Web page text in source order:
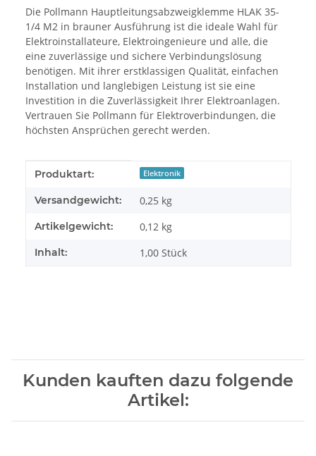
Die Pollmann Hauptleitungsabzweigklemme HLAK 35-
1/4 M2 in brauner Ausführung ist die ideale Wahl für
Elektroinstallateure, Elektroingenieure und alle, die
eine zuverlässige und sichere Verbindungslösung
benötigen. Mit ihrer erstklassigen Qualität, einfachen
Installation und langlebigen Leistung ist sie eine
Investition in die Zuverlässigkeit Ihrer Elektroanlagen.
Vertrauen Sie Pollmann für Elektroverbindungen, die
höchsten Ansprüchen gerecht werden.
Produkteigenschaft
Wert
Produktart: Elektronik
Versandgewicht: 0,25 kg
Artikelgewicht: 0,12 kg
Inhalt: 1,00 Stück
Kunden kauften dazu folgende
Artikel: